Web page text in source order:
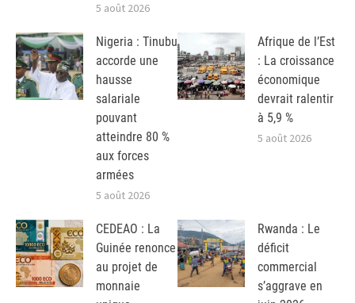
5 août 2026
Nigeria : Tinubu
accorde une
hausse
salariale
pouvant
atteindre 80 %
aux forces
armées
5 août 2026
Afrique de l’Est
: La croissance
économique
devrait ralentir
à 5,9 %
5 août 2026
CEDEAO : La
Guinée renonce
au projet de
monnaie
Rwanda : Le
déficit
commercial
s’aggrave en